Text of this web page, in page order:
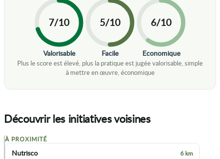
7/10
Valorisable
5/10
Facile
6/10
Economique
Découvrir les initiatives voisines
+
À PROXIMITÉ
Nutrisco 6 km